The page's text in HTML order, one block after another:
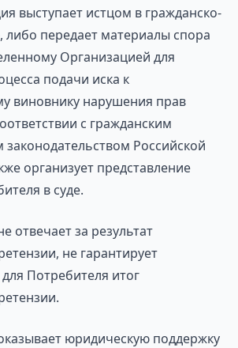
выступает истцом в гражданско-
либо передает материалы спора
Организацией для
подачи иска к
виновнику нарушения прав
с гражданским
Российской
организует представление
в суде.
отвечает за результат
не гарантирует
Потребителя итог
юридическую поддержку